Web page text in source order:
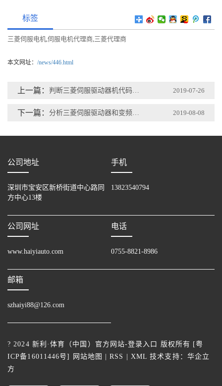
标签
三菱伺服电机,伺服电机代理商,三菱代理商
本文网址： /news/446.html
上一篇： 判断三菱伺服驱动器机代码故障机器方法 2019-07-26
下一篇： 分析三菱伺服驱动器和变频器的市场竞争? 2019-08-08
公司地址
深圳市宝安区新桥街道中心路同
方中心13楼
手机
13823540794
公司网址
www.haiyiauto.com
电话
0755-8821-8986
邮箱
szhaiyi88@126.com
? 2024 新利·体育（中国）官方网站-登录入口 版权所有 [粤
ICP备16011446号] 网站地图 |RSS XML 技术支持： 华企立
方